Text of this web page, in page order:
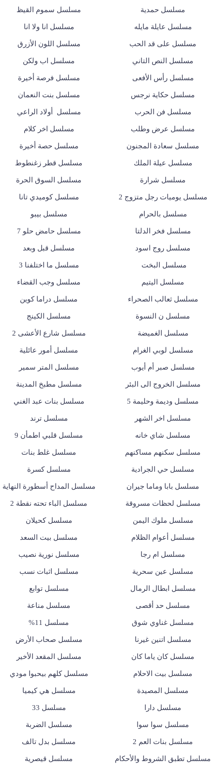
مسلسل حمدية مسلسل سموم القيظ
مسلسل عايلة مايله مسلسل انا ولا انا
مسلسل على قد الحب مسلسل اللون الأزرق
مسلسل النص التاني مسلسل اب ولكن
مسلسل رأس الأفعى مسلسل فرصة أخيرة
مسلسل حكاية نرجس مسلسل بنت النعمان
مسلسل فن الحرب مسلسل أولاد الراعي
مسلسل عرض وطلب مسلسل اخر كلام
مسلسل سعادة المجنون مسلسل حصة أخيرة
مسلسل عيلة الملك مسلسل قطر زغنطوط
مسلسل شرارة مسلسل السوق الحرة
مسلسل يوميات رجل متزوج 2 مسلسل كوميدي تانا
مسلسل بالحرام مسلسل بيبو
مسلسل فخر الدلتا مسلسل حامض حلو 7
مسلسل روج اسود مسلسل قبل وبعد
مسلسل البخت مسلسل ما اختلفنا 3
مسلسل اليتيم مسلسل وجب القضاء
مسلسل ثعالب الصحراء مسلسل دراما كوين
مسلسل ن النسوة مسلسل الكينج
مسلسل الغميضة مسلسل شارع الأعشى 2
مسلسل لوبي الغرام مسلسل أمور عائلية
مسلسل صبر أم أيوب مسلسل المتر سمير
مسلسل الخروج الى البئر مسلسل مطبخ المدينة
مسلسل وديمة وحليمة 5 مسلسل بنات عبد الغني
مسلسل اخر الشهر مسلسل ترند
مسلسل شاي خانه مسلسل قلبي اطمأن 9
مسلسل سكنهم مساكنهم مسلسل غلط بنات
مسلسل حي الجرادية مسلسل كسرة
مسلسل بابا وماما جيران مسلسل المداح أسطورة النهاية
مسلسل لحظات مسروقة مسلسل الباء تحته نقطة 2
مسلسل ملوك اليمن مسلسل كحيلان
مسلسل أعوام الظلام مسلسل بيت السعد
مسلسل ام رجا مسلسل نورية نصيب
مسلسل عين سحرية مسلسل اثبات نسب
مسلسل ابطال الرمال مسلسل توابع
مسلسل حد أقصى مسلسل مناعة
مسلسل غناوي شوق مسلسل 11%
مسلسل اتنين غيرنا مسلسل صحاب الأرض
مسلسل كان ياما كان مسلسل المقعد الأخير
مسلسل بيت الاحلام مسلسل كلهم بيحبوا مودي
مسلسل المصيدة مسلسل هي كيميا
مسلسل دارا مسلسل 33
مسلسل سوا سوا مسلسل الضربة
مسلسل بنات العم 2 مسلسل بدل تالف
مسلسل تطبق الشروط والأحكام مسلسل قيصرية